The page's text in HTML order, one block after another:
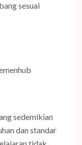
sesuai
sedemikian
dan standar